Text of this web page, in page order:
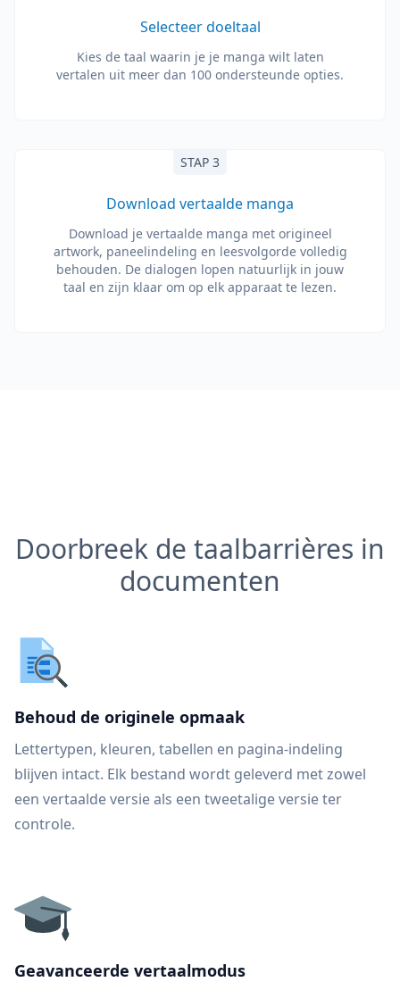
Selecteer doeltaal
Kies de taal waarin je je manga wilt laten
vertalen uit meer dan 100 ondersteunde opties.
STAP 3
Download vertaalde manga
Download je vertaalde manga met origineel
artwork, paneelindeling en leesvolgorde volledig
behouden. De dialogen lopen natuurlijk in jouw
taal en zijn klaar om op elk apparaat te lezen.
Doorbreek de taalbarrières in
documenten
Behoud de originele opmaak
Lettertypen, kleuren, tabellen en pagina-indeling
blijven intact. Elk bestand wordt geleverd met zowel
een vertaalde versie als een tweetalige versie ter
controle.
Geavanceerde vertaalmodus